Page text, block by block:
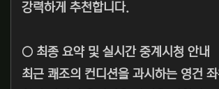
강력하게 추천합니다.
○ 최종 요약 및 실시간 중계시청 안내
최근 쾌조의 컨디션을 과시하는 영건